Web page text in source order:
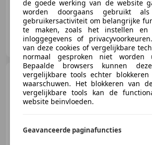
Autobedrijf Berenpas B.V.
NL-7151 HT Eibergen
Sportback
tot mei 2027
€ 2.950
de goede werking van de website
worden doorgaans gebruikt
gebruikersactiviteit om belangrijke
te maken, zoals het instellen en
inloggegevens of
van deze cookies of vergelijkbare
normaal gesproken niet worden
Bepaalde browsers kunnen
vergelijkbare tools echter
waarschuwen. Het blokkeren van
vergelijkbare tools kan de
website beïnvloeden.
Geavanceerde paginafuncties